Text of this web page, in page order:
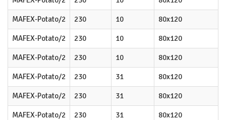
MAFEX-Potato/2 230 10 80x120
MAFEX-Potato/2 230 10 80x120
MAFEX-Potato/2 230 10 80x120
MAFEX-Potato/2 230 31 80x120
MAFEX-Potato/2 230 31 80x120
MAFEX-Potato/2 230 31 80x120